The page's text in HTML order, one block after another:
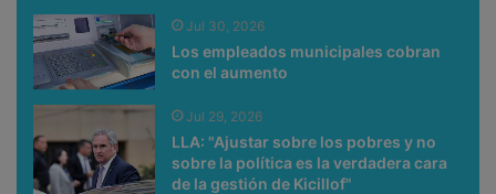
Jul 30, 2026
Los empleados municipales cobran
con el aumento
Jul 29, 2026
LLA: "Ajustar sobre los pobres y no
sobre la política es la verdadera cara
de la gestión de Kicillof"